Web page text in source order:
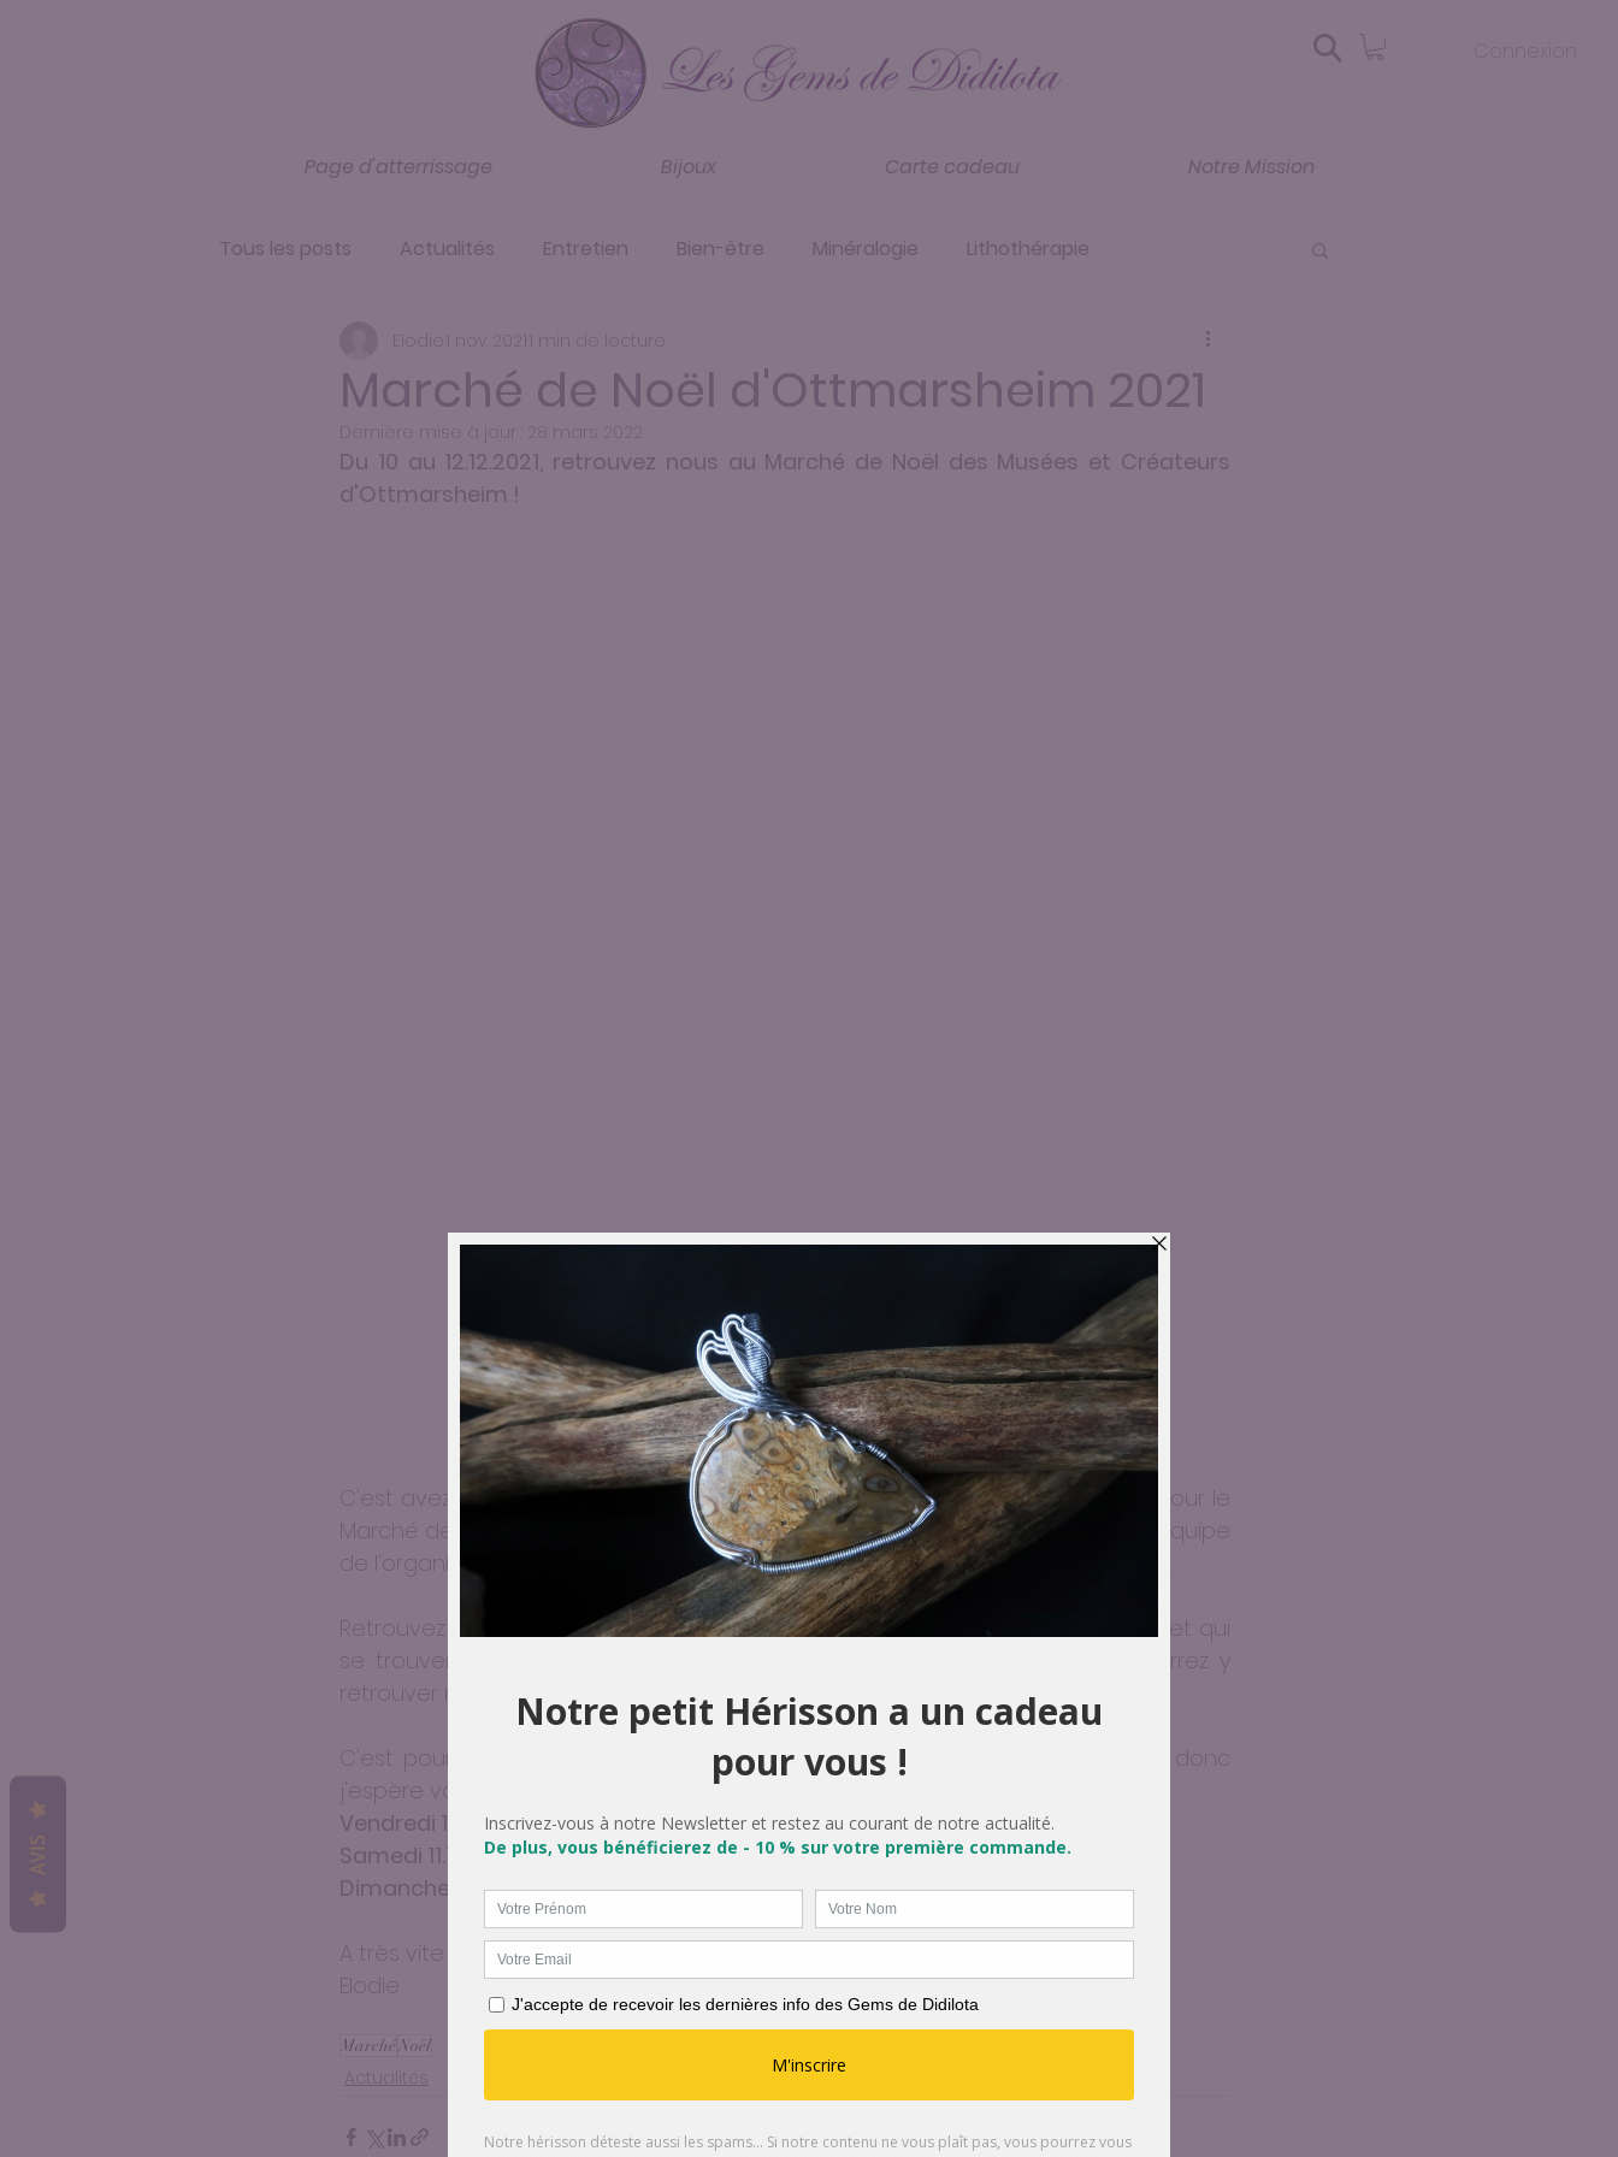
Page d'atterrissage Bijoux Carte cadeau Notre Mission
Tous les posts Actualités Entretien Bien-être Minéralogie Lithothérapie
Marché de Noël d'Ottmarsheim 2021
Elodie 1 nov. 2021 1 min de lecture
Dernière mise à jour : 28 mars 2022
Du 10 au 12.12.2021, retrouvez nous au Marché de Noël des Musées et Créateurs
d'Ottmarsheim !
C'est avez joie que je vous annonce que notre candidature a été retenue pour le
Marché de Noël des Musées et Créateurs d'Ottmarsheim. Un grand merci à l'équipe
de l'organisation de la Mairie d'Ottmarsheim pour avoir retenu ma candidature.
Retrouvez nos bijoux faits mais à base de pierres naturelles à notre petit chalet qui
se trouvera place de la Mairie, juste devant l'entrée de la Mairie. Vous pourrez y
retrouver mes dernières créations pendentifs, bracelets et boucles d'oreilles.
C'est pour moi un réel honneur de participer à un si beau marché de Noël donc
j'espère vous voir nombreux. Voici les horaires d'ouverture :
Vendredi 10.12 : 17h30-21h
Samedi 11.12 : 11h-21h
Dimanche 12.12 : 11h-20h
A très vite !
Elodie
Marché Noël
Actualités
AVIS